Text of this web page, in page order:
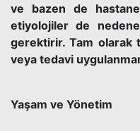
ve bazen de
etiyolojiler de nedene
gerektirir. Tam olarak
veya tedavi
Yaşam ve Yönetim